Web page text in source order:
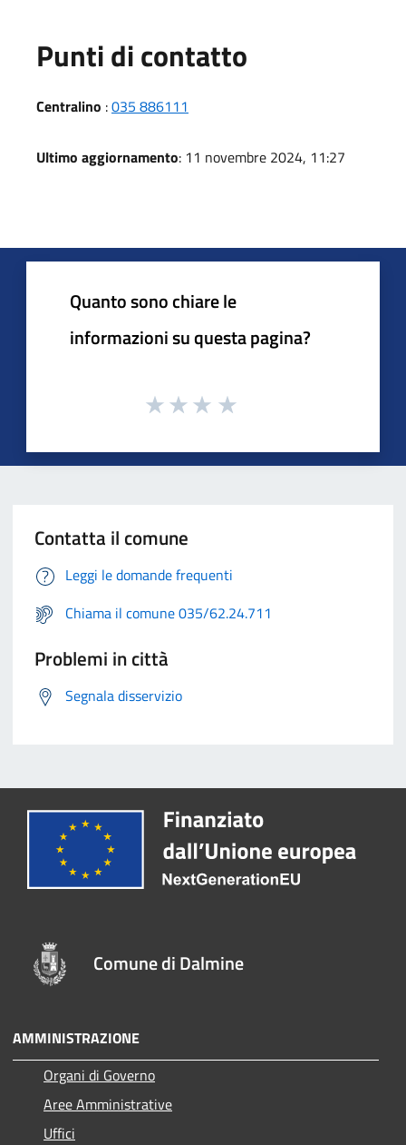
Punti di contatto
Centralino :035 886111
Ultimo aggiornamento: 11 novembre 2024, 11:27
Quanto sono chiare le
informazioni su questa pagina?
Contatta il comune
Leggi le domande frequenti
Chiama il comune 035/62.24.711
Problemi in città
Segnala disservizio
Comune di Dalmine
AMMINISTRAZIONE
Organi di Governo
Aree Amministrative
Uffici